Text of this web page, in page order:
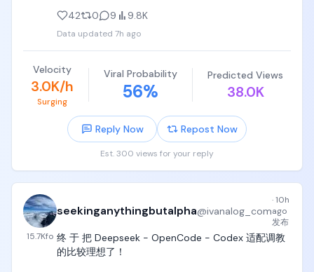
42
0 9 9.8K
Data updated 7h ago
Velocity
3.0K/h
Surging
Viral Probability
56%
Predicted Views
38.0K
Reply Now Repost Now
Est. 300 views for your reply
15.7Kfo
seekinganythingbutalpha@ivanalog_com
·10h
ago
发布
终 于 把 Deepseek - OpenCode - Codex 适配调教
的比较理想了！